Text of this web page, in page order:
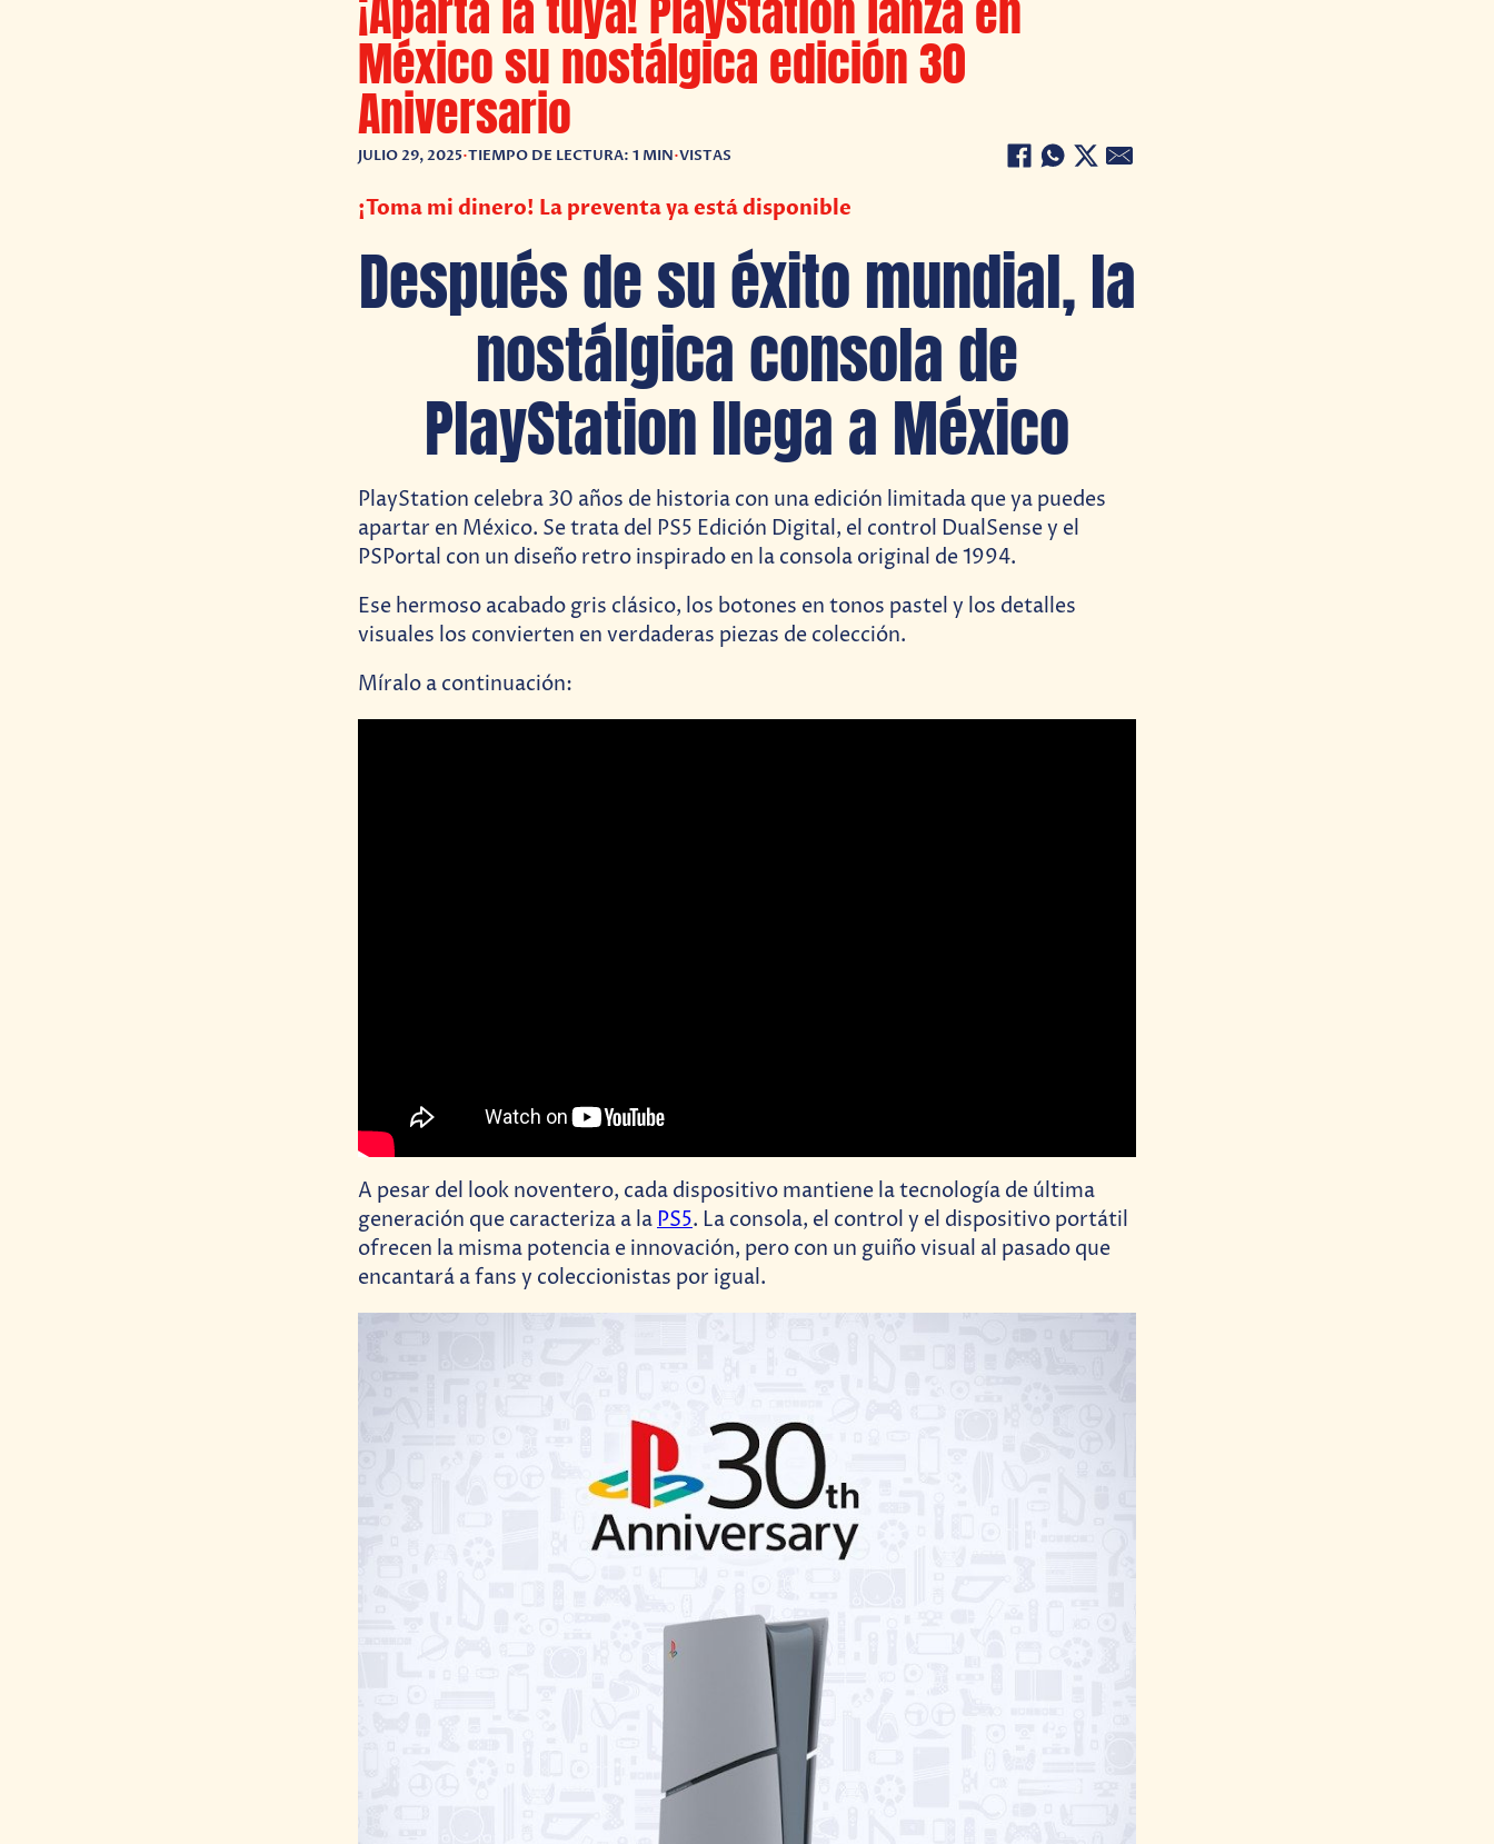
¡Aparta la tuya! PlayStation lanza en
México su nostálgica edición 30
Aniversario
JULIO 29, 2025•TIEMPO DE LECTURA: 1 MIN•VISTAS
¡Toma mi dinero! La preventa ya está disponible
Después de su éxito mundial, la
nostálgica consola de
PlayStation llega a México
PlayStation celebra 30 años de historia con una edición limitada que ya puedes
apartar en México. Se trata del PS5 Edición Digital, el control DualSense y el
PSPortal con un diseño retro inspirado en la consola original de 1994.
Ese hermoso acabado gris clásico, los botones en tonos pastel y los detalles
visuales los convierten en verdaderas piezas de colección.
Míralo a continuación:
A pesar del look noventero, cada dispositivo mantiene la tecnología de última
generación que caracteriza a la PS5. La consola, el control y el dispositivo portátil
ofrecen la misma potencia e innovación, pero con un guiño visual al pasado que
encantará a fans y coleccionistas por igual.